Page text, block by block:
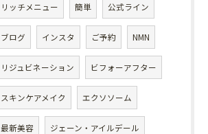
リッチメニュー 簡単 公式ライン
ブログ インスタ ご予約 NMN
リジュビネーション ビフォーアフター
スキンケアメイク エクソソーム
最新美容 ジェーン・アイルデール